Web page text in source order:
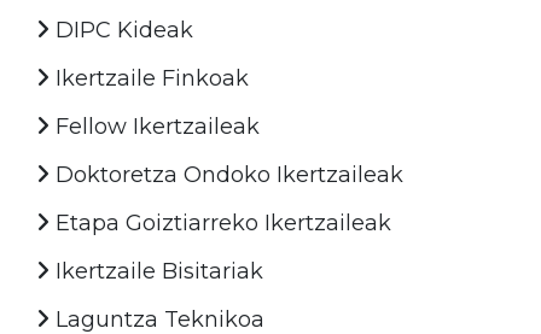
DIPC Kideak
Ikertzaile Finkoak
Fellow Ikertzaileak
Doktoretza Ondoko Ikertzaileak
Etapa Goiztiarreko Ikertzaileak
Ikertzaile Bisitariak
Laguntza Teknikoa